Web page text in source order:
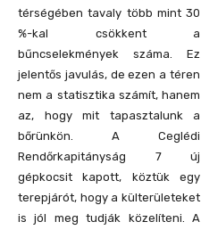
térségében tavaly több mint 30
%-kal csökkent a
bűncselekmények száma. Ez
jelentős javulás, de ezen a téren
nem a statisztika számít, hanem
az, hogy mit tapasztalunk a
bőrünkön. A Ceglédi
Rendőrkapitányság 7 új
gépkocsit kapott, köztük egy
terepjárót, hogy a külterületeket
is jól meg tudják közelíteni. A